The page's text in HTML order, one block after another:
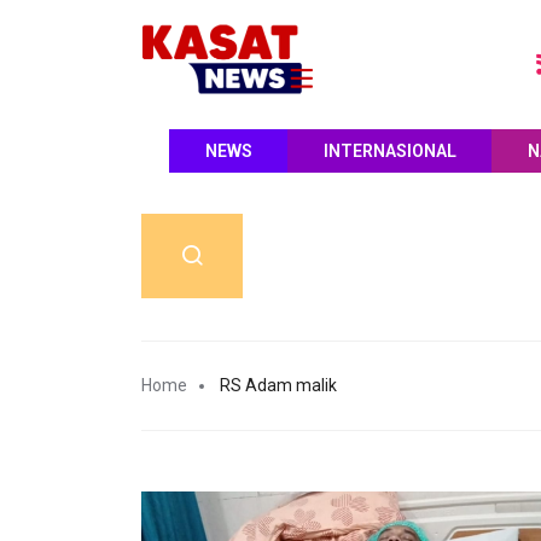
NEWS INTERNASIONAL
Home RS Adam malik